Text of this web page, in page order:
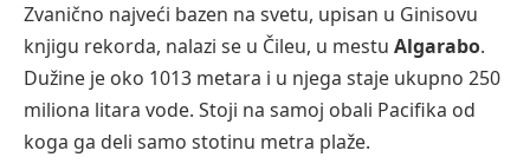
Zvanično najveći bazen na svetu, upisan u Ginisovu
knjigu rekorda, nalazi se u Čileu, u mestu Algarabo.
Dužine je oko 1013 metara i u njega staje ukupno 250
miliona litara vode. Stoji na samoj obali Pacifika od
koga ga deli samo stotinu metra plaže.